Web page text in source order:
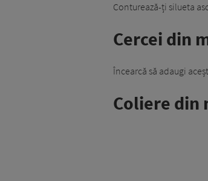
Conturează-ți silueta
Cercei din
Încearcă să adaugi
Coliere din